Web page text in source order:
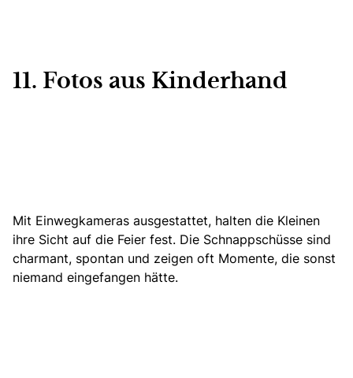
11. Fotos aus Kinderhand
Mit Einwegkameras ausgestattet, halten die Kleinen
ihre Sicht auf die Feier fest. Die Schnappschüsse sind
charmant, spontan und zeigen oft Momente, die sonst
niemand eingefangen hätte.